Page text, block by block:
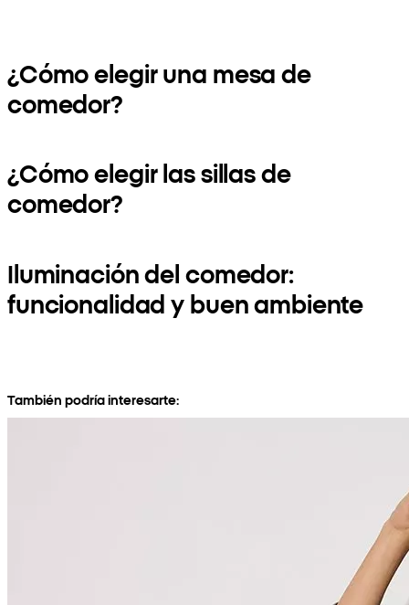
¿Cómo elegir una mesa de
comedor?
¿Cómo elegir las sillas de
comedor?
Iluminación del comedor:
funcionalidad y buen ambiente
También podría interesarte: